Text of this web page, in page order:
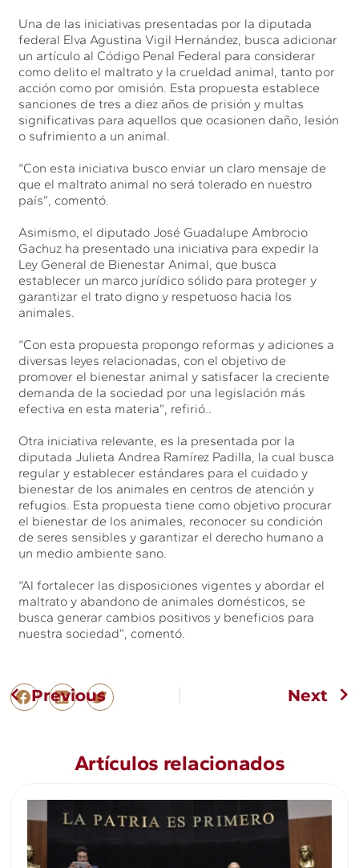
Una de las iniciativas presentadas por la diputada
federal Elva Agustina Vigil Hernández, busca adicionar
un artículo al Código Penal Federal para considerar
como delito el maltrato y la crueldad animal, tanto por
acción como por omisión. Esta propuesta establece
sanciones de tres a diez años de prisión y multas
significativas para aquellos que ocasionen daño, lesión
o sufrimiento a un animal.
“Con esta iniciativa busco enviar un claro mensaje de
que el maltrato animal no será tolerado en nuestro
país”, comentó.
Asimismo, el diputado José Guadalupe Ambrocio
Gachuz ha presentado una iniciativa para expedir la
Ley General de Bienestar Animal, que busca
establecer un marco jurídico sólido para proteger y
garantizar el trato digno y respetuoso hacia los
animales.
“Con esta propuesta propongo reformas y adiciones a
diversas leyes relacionadas, con el objetivo de
promover el bienestar animal y satisfacer la creciente
demanda de la sociedad por una legislación más
efectiva en esta materia”, refirió..
Otra iniciativa relevante, es la presentada por la
diputada Julieta Andrea Ramírez Padilla, la cual busca
regular y establecer estándares para el cuidado y
bienestar de los animales en centros de atención y
refugios. Esta propuesta tiene como objetivo procurar
el bienestar de los animales, reconocer su condición
de seres sensibles y garantizar el derecho humano a
un medio ambiente sano.
“Al fortalecer las disposiciones vigentes y abordar el
maltrato y abandono de animales domésticos, se
busca generar cambios positivos y beneficios para
nuestra sociedad”, comentó.
Previous Next
Artículos relacionados